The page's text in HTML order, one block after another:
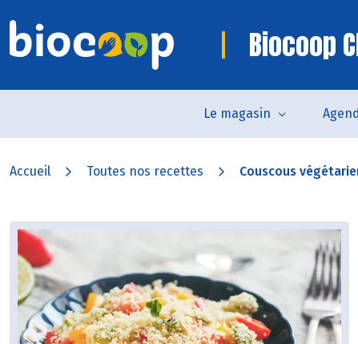
Biocoop
Le magasin
Accueil Toutes nos recettes Couscous